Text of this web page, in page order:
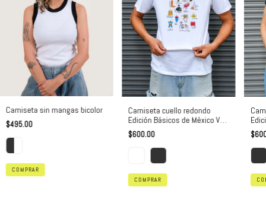
Camiseta sin mangas bicolor
$495.00
COMPRAR
Camiseta cuello redondo
Edición Básicos de México Vol.
2
$600.00
COMPRAR
Vol.2